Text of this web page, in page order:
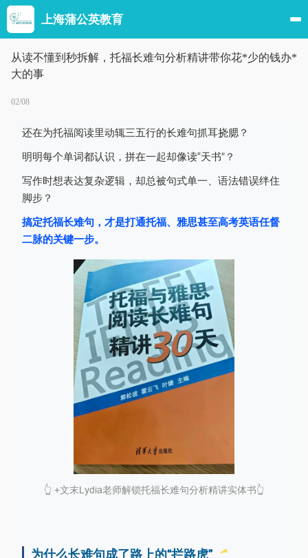
上海蒲公英教育
从读不懂到秒拆解，托福长难句分析精讲带你花*少的钱办*
大的事
02/08
还在为托福阅读里动辄三五行的长难句抓耳挠腮？
明明每个单词都认识，拼在一起却像读“天书”？
写作时想表达复杂逻辑，却总被句式单一、语法错误绊住
脚步？
搞定托福长难句，才是打通托福、雅思甚至高考英语任督
二脉的关键一步。
👆 +文末Lydia老师解锁托福长难句分析精讲实体书👆
为什么长难句成了路上的“拦路虎”